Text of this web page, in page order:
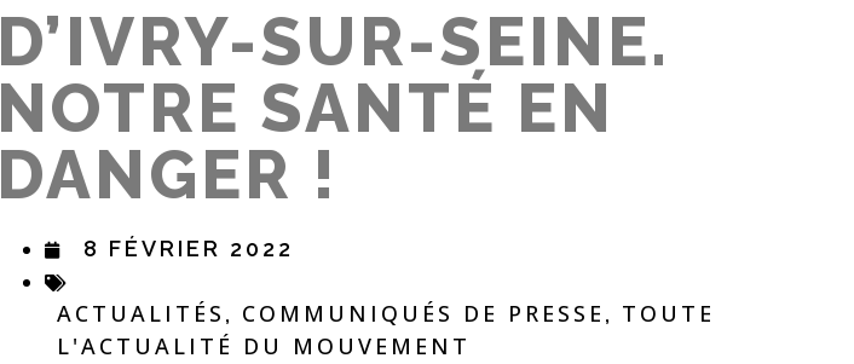
D’IVRY-SUR-SEINE.
NOTRE SANTÉ EN
DANGER !
8 FÉVRIER 2022
ACTUALITÉS , COMMUNIQUÉS DE PRESSE , TOUTE
L'ACTUALITÉ DU MOUVEMENT